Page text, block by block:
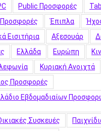
Public Προσφορές
Έπιπλα
Εισιτήρια
Αξεσουάρ
Ελλάδα Ευρώπη
Κυριακή Ανοιχτά
Προσφορές
Εβδομαδιαίων
Συσκευές